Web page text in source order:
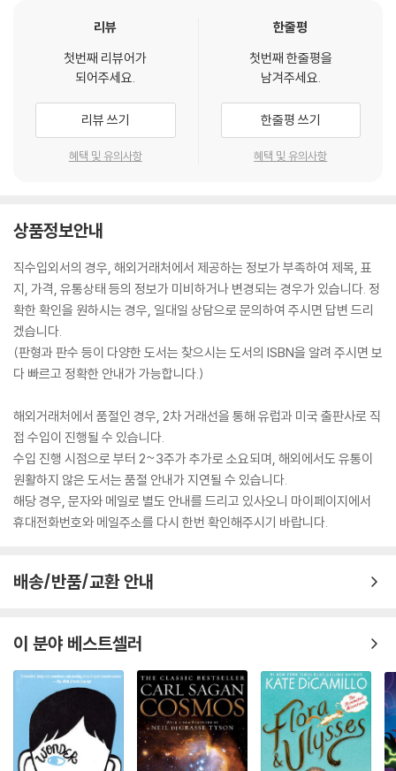
리뷰
첫번째 리뷰어가
되어주세요.
리뷰 쓰기
혜택 및 유의사항
한줄평
첫번째 한줄평을
남겨주세요.
한줄평 쓰기
혜택 및 유의사항
상품정보안내
직수입외서의 경우, 해외거래처에서 제공하는 정보가 부족하여 제목, 표
지, 가격, 유통상태 등의 정보가 미비하거나 변경되는 경우가 있습니다. 정
확한 확인을 원하시는 경우, 일대일 상담으로 문의하여 주시면 답변 드리
겠습니다.
(판형과 판수 등이 다양한 도서는 찾으시는 도서의 ISBN을 알려 주시면 보
다 빠르고 정확한 안내가 가능합니다.)
해외거래처에서 품절인 경우, 2차 거래선을 통해 유럽과 미국 출판사로 직
접 수입이 진행될 수 있습니다.
수입 진행 시점으로 부터 2~3주가 추가로 소요되며, 해외에서도 유통이
원활하지 않은 도서는 품절 안내가 지연될 수 있습니다.
해당 경우, 문자와 메일로 별도 안내를 드리고 있사오니 마이페이지에서
휴대전화번호와 메일주소를 다시 한번 확인해주시기 바랍니다.
배송/반품/교환 안내
이 분야 베스트셀러